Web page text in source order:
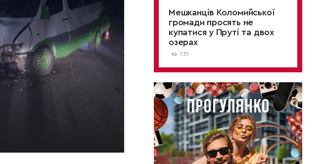
Мешканців Коломийської
громади просять не
купатися у Пруті та двох
озерах
731